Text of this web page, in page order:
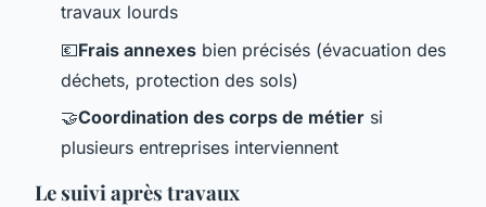
travaux lourds
💶Frais annexes bien précisés (évacuation des
déchets, protection des sols)
🤝Coordination des corps de métier si
plusieurs entreprises interviennent
Le suivi après travaux